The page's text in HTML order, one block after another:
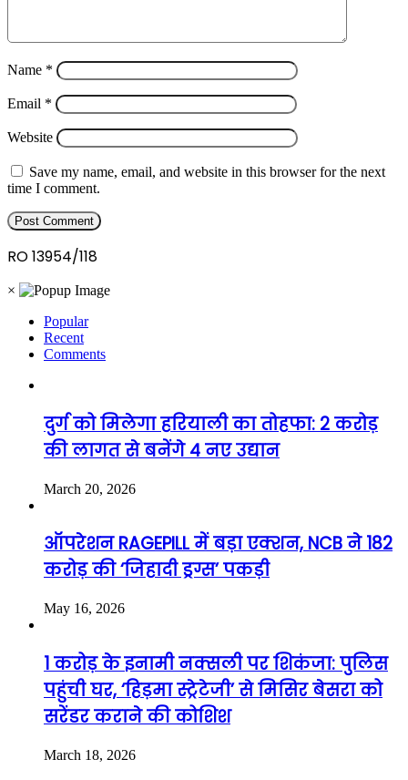
Name *
Email *
Website
Save my name, email, and website in this browser for the next
time I comment.
RO 13954/118
×
Popular
Recent
Comments
दुर्ग को मिलेगा हरियाली का तोहफा: 2 करोड़
की लागत से बनेंगे 4 नए उद्यान
March 20, 2026
ऑपरेशन RAGEPILL में बड़ा एक्शन, NCB ने 182
करोड़ की ‘जिहादी ड्रग्स’ पकड़ी
May 16, 2026
1 करोड़ के इनामी नक्सली पर शिकंजा: पुलिस
पहुंची घर, ‘हिड़मा स्ट्रेटेजी’ से मिसिर बेसरा को
सरेंडर कराने की कोशिश
March 18, 2026